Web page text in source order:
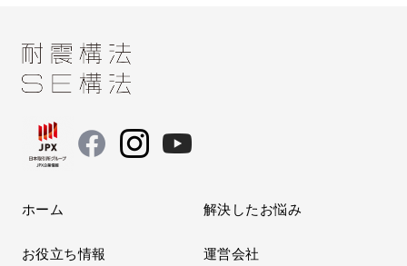
ホーム 解決したお悩み
お役立ち情報 運営会社